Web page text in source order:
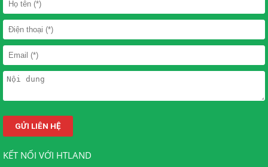
KẾT NỐI VỚI HTLAND